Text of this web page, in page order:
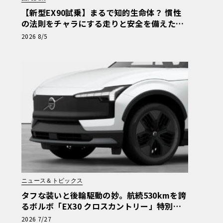
【新型EX90試乗】まるで知的生命体？ 慣性
の法則をチャラにする走りと安全を備えた、
ボルボ新旗艦EVの結論《LE VOLANT LAB》
2026 8/5
ニュース＆トピックス
タフな装いと後輪駆動の妙。航続530kmを誇
るボルボ「EX30 クロスカントリー」特別仕
様車が599万円で登場
2026 7/27